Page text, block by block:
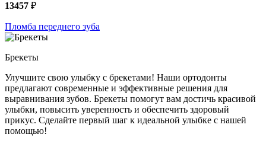
13457 ₽
Пломба переднего зуба
Брекеты
Улучшите свою улыбку с брекетами! Наши ортодонты
предлагают современные и эффективные решения для
выравнивания зубов. Брекеты помогут вам достичь красивой
улыбки, повысить уверенность и обеспечить здоровый
прикус. Сделайте первый шаг к идеальной улыбке с нашей
помощью!